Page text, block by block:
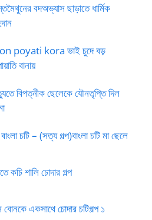
বদঅভ্যাস ছাড়াতে ধার্মিক
poyati kora ভাই চুদে বড়
বানায়
বিপত্নীক ছেলেকে যৌনতৃপ্তি দিল
চটি – (সত্য গল্প)বাংলা চটি মা ছেলে
কচি শালি চোদার গল্প
বোনকে একসাথে চোদার চটিগল্প ১